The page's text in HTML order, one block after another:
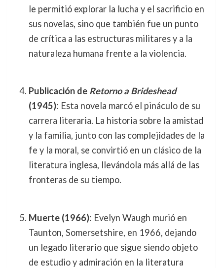
le permitió explorar la lucha y el sacrificio en
sus novelas, sino que también fue un punto
de crítica a las estructuras militares y a la
naturaleza humana frente a la violencia.
Publicación de Retorno a Brideshead
(1945): Esta novela marcó el pináculo de su
carrera literaria. La historia sobre la amistad
y la familia, junto con las complejidades de la
fe y la moral, se convirtió en un clásico de la
literatura inglesa, llevándola más allá de las
fronteras de su tiempo.
Muerte (1966): Evelyn Waugh murió en
Taunton, Somersetshire, en 1966, dejando
un legado literario que sigue siendo objeto
de estudio y admiración en la literatura